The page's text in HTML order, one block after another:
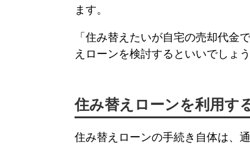
ます。
「住み替えたいが自宅の売却代金
えローンを検討するといいでしょう
住み替えローンを利用す
住み替えローンの手続き自体は、